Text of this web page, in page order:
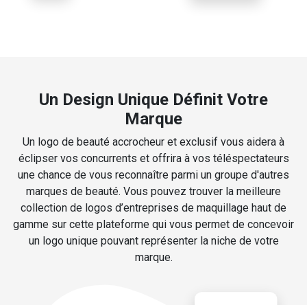
Un Design Unique Définit Votre
Marque
Un logo de beauté accrocheur et exclusif vous aidera à
éclipser vos concurrents et offrira à vos téléspectateurs
une chance de vous reconnaître parmi un groupe d'autres
marques de beauté. Vous pouvez trouver la meilleure
collection de logos d’entreprises de maquillage haut de
gamme sur cette plateforme qui vous permet de concevoir
un logo unique pouvant représenter la niche de votre
marque.